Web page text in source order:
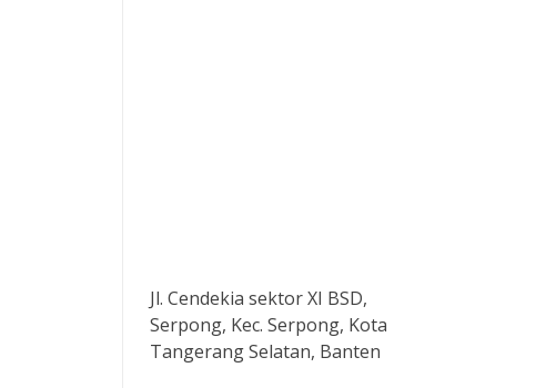
Jl. Cendekia sektor XI BSD,
Serpong, Kec. Serpong, Kota
Tangerang Selatan, Banten